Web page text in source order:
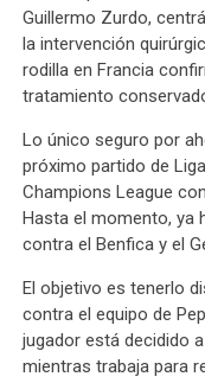
Guillermo Zurdo,
la intervención
rodilla en Francia
tratamiento
Lo único seguro por
próximo partido de
Champions League
Hasta el momento, ya
contra el Benfica y el
El objetivo es tenerlo
contra el equipo de
jugador está decidido
mientras trabaja para